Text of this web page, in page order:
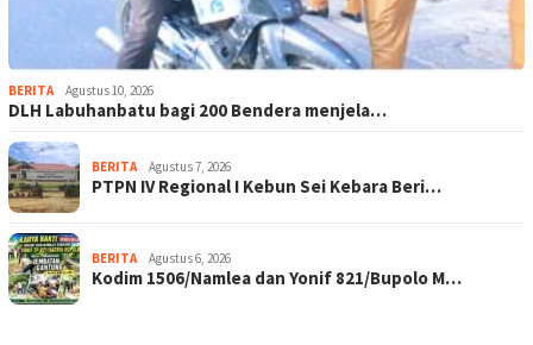
BERITA Agustus 10, 2026
DLH Labuhanbatu bagi 200 Bendera menjela…
BERITA Agustus 7, 2026
PTPN IV Regional I Kebun Sei Kebara Beri…
BERITA Agustus 6, 2026
Kodim 1506/Namlea dan Yonif 821/Bupolo M…